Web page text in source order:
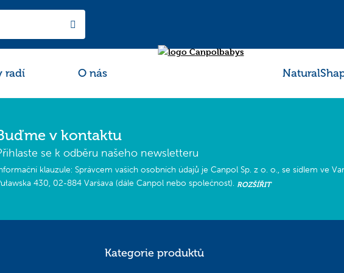
radí O nás
v kontaktu
se k odběru našeho newsletteru
klauzule: Správcem vašich osobních údajů je Canpol Sp. z o. o., se sídlem ve
430, 02-884 Varšava (dále Canpol nebo společnost). ROZŠÍŘIT
Podkladem pro zpracování vašich osobních údajů společností Canpol je váš souhlas, tj. čl. 6 odst. 1 písm. a)
Kategorie produktů